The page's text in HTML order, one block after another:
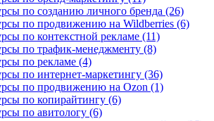
по созданию личного бренда (26)
по продвижению на Wildberries (6)
по контекстной рекламе (11)
по трафик-менеджменту (8)
по рекламе (4)
по интернет-маркетингу (36)
по продвижению на Ozon (1)
по копирайтингу (6)
по авитологу (6)